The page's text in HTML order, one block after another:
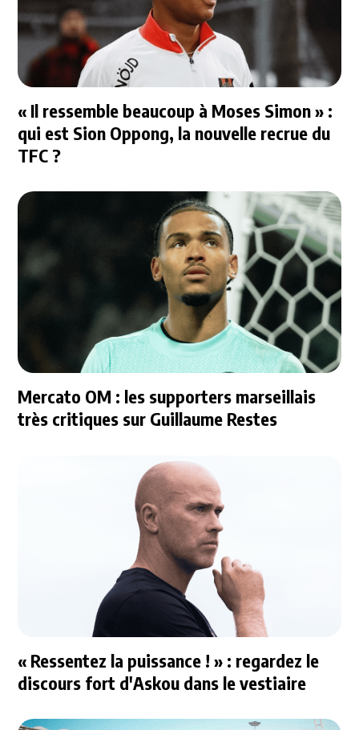
« Il ressemble beaucoup à Moses Simon » :
qui est Sion Oppong, la nouvelle recrue du
TFC ?
Mercato OM : les supporters marseillais
très critiques sur Guillaume Restes
« Ressentez la puissance ! » : regardez le
discours fort d'Askou dans le vestiaire